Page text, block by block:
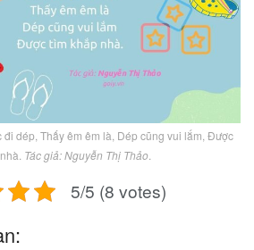
đi dép, Thấy êm êm là, Dép cũng vui lắm, Được
Tác giả: Nguyễn Thị Thảo
5/5 (8 votes)